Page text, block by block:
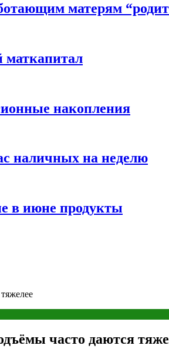
матерям
маткапитал
накопления
наличных на неделю
в июне продукты
часто даются